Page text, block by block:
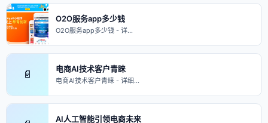
O2O服务app多少钱
O2O服务app多少钱 - 详…
📄 电商AI技术客户青睐
电商AI技术客户青睐 - 详细…
AI人工智能引领电商未来